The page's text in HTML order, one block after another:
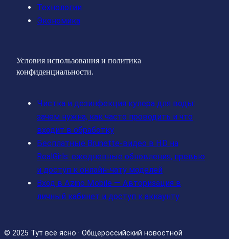
Технологии
Экономика
Условия использования и политика
конфиденциальности.
Чистка и дезинфекция кулера для воды:
зачем нужна, как часто проводить и что
входит в обработку
Бесплатные Brunette‑видео в HD на
RealGirls: ежедневные обновления, превью
и доступ к онлайн‑чату моделей
Вход в Azino Mobile — Авторизация в
личный кабинет и доступ к аккаунту
© 2025 Тут всё ясно · Общероссийский новостной